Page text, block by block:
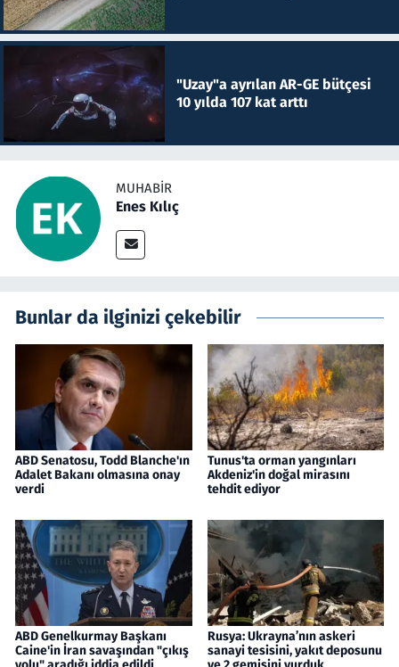
"Uzay"a ayrılan AR-GE bütçesi
10 yılda 107 kat arttı
MUHABIR
Enes Kılıç
Bunlar da ilginizi çekebilir
ABD Senatosu, Todd Blanche'ın
Adalet Bakanı olmasına onay
verdi
Tunus'ta orman yangınları
Akdeniz'in doğal mirasını
tehdit ediyor
ABD Genelkurmay Başkanı
Caine'in İran savaşından "çıkış
Rusya: Ukrayna’nın askeri
sanayi tesisini, yakıt deposunu